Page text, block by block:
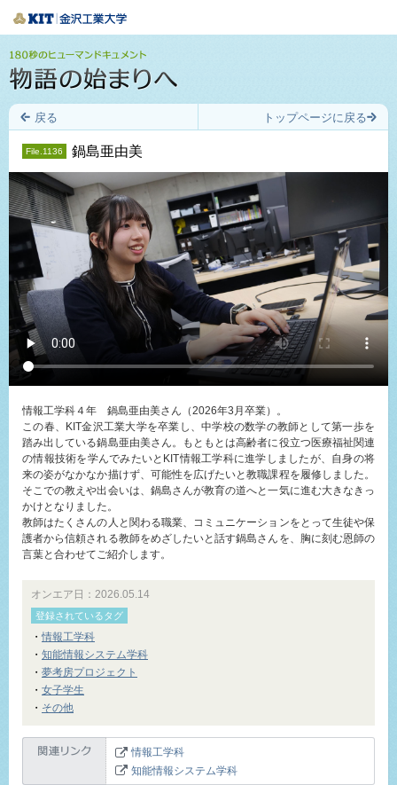
戻る トップページに戻る
File.1136 鍋島亜由美
情報工学科４年 鍋島亜由美さん（2026年3月卒業）。
この春、KIT金沢工業大学を卒業し、中学校の数学の教師として第一歩を
踏み出している鍋島亜由美さん。もともとは高齢者に役立つ医療福祉関連
の情報技術を学んでみたいとKIT情報工学科に進学しましたが、自身の将
来の姿がなかなか描けず、可能性を広げたいと教職課程を履修しました。
そこでの教えや出会いは、鍋島さんが教育の道へと一気に進む大きなきっ
かけとなりました。
教師はたくさんの人と関わる職業、コミュニケーションをとって生徒や保
護者から信頼される教師をめざしたいと話す鍋島さんを、胸に刻む恩師の
言葉と合わせてご紹介します。
オンエア日：2026.05.14
登録されているタグ
・情報工学科
・ 知能情報システム学科
・ 夢考房プロジェクト
・ 女子学生
・ その他
情報工学科
知能情報システム学科